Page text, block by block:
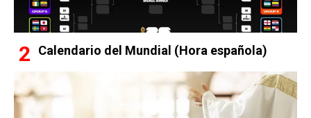
Calendario del Mundial (Hora española)